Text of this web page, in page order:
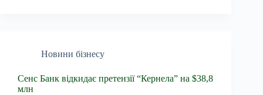
Новини бізнесу
Сенс Банк відкидає претензії “Кернела” на $38,8
млн